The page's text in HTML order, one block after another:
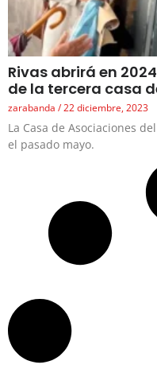
Rivas abrirá en
de la tercera casa
zarabanda 22 diciembre, 2023
La Casa de Asociaciones
el pasado mayo.